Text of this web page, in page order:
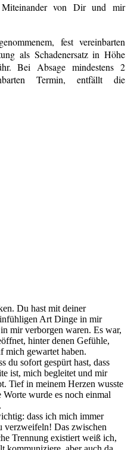
von Dir und mir
fest vereinbarten
als Schadenersatz in Höhe
Bei Absage mindestens 2
Termin, entfällt die
Du hast mit deiner
Art Dinge in mir
mir verborgen waren. Es war,
hinter denen Gefühle,
mich gewartet haben.
du sofort gespürt hast, dass
ist, mich begleitet und mir
Tief in meinem Herzen wusste
wurde es noch einmal
dass ich mich immer
verzweifeln! Das zwischen
Trennung existiert weiß ich,